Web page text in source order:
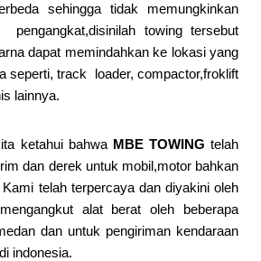
sehingga tidak memungkinkan
towing tersebut
dapat memindahkan ke lokasi yang
seperti, track loader, compactor,froklift
lainnya.
ketahui bahwa MBE TOWING telah
dan derek untuk mobil,motor bahkan
telah terpercaya dan diyakini oleh
alat berat oleh beberapa
dan untuk pengiriman kendaraan
indonesia.